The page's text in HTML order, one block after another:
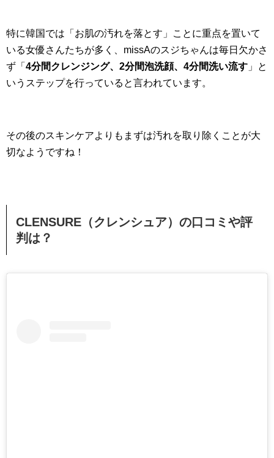
特に韓国では「お肌の汚れを落とす」ことに重点を置いて
いる女優さんたちが多く、missAのスジちゃんは毎日欠かさ
ず「 4分間クレンジング、2分間泡洗顔、4分間洗い流す 」と
いうステップを行っていると言われています。
その後のスキンケアよりもまずは汚れを取り除くことが大
切なようですね！
CLENSURE（クレンシュア）の口コミや評
判は？